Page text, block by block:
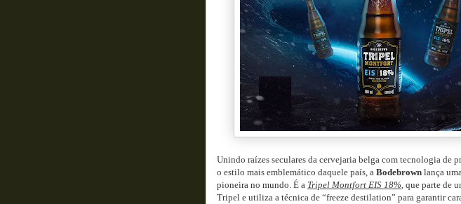
Unindo raízes seculares da cervejaria belga com tecnologia de
o estilo mais emblemático daquele país, a Bodebrown lança
pioneira no mundo. É a Tripel Montfort EIS 18%, que parte de
Tripel e utiliza a técnica de “freeze destilation” para garantir